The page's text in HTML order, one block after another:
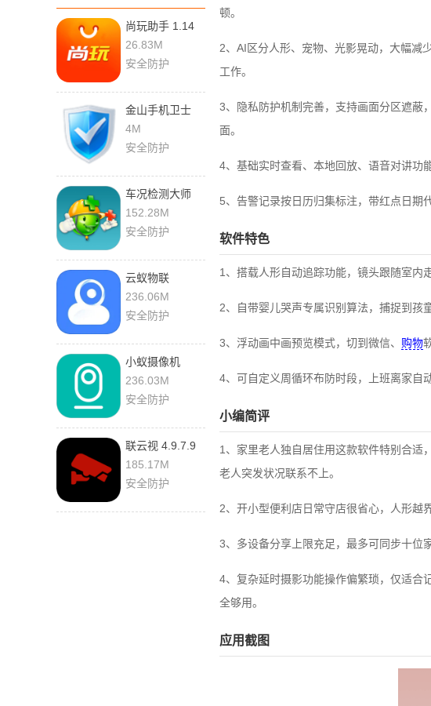
尚玩助手 1.14
安卓版
26.83M
安全防护
金山手机卫士
3.4rel 最新版
4M
安全防护
车况检测大师
16.6 官方版
152.28M
安全防护
云蚁物联
4.8.5_20260730
官方版
236.06M
安全防护
小蚁摄像机
7.4.1_20260730
最新版
236.03M
安全防护
联云视 4.9.7.9
手机版
185.17M
安全防护
顿。
2、AI区分人形、宠物、光影晃动，大幅减
工作。
3、隐私防护机制完善，支持画面分区遮蔽
面。
4、基础实时查看、本地回放、语音对讲功
5、告警记录按日历归集标注，带红点日期
软件特色
1、搭载人形自动追踪功能，镜头跟随室内
2、自带婴儿哭声专属识别算法，捕捉到孩
3、浮动画中画预览模式，切到微信、 购物
4、可自定义周循环布防时段，上班离家自
小编简评
1、家里老人独自居住用这款软件特别合适
老人突发状况联系不上。
2、开小型便利店日常守店很省心，人形越
3、多设备分享上限充足，最多可同步十位
4、复杂延时摄影功能操作偏繁琐，仅适合
全够用。
应用截图